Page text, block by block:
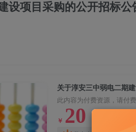
设项目采购的公开招标
关于淳安三中弱电二期
此内容为付费资源，请付
￥ 20